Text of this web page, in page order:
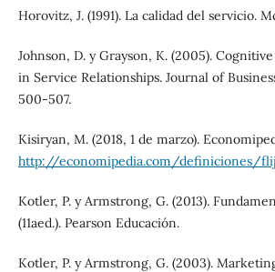
Horovitz, J. (1991). La calidad del servicio.
Johnson, D. y Grayson, K. (2005).
in Service Relationships. Journal of
500-507.
Kisiryan, M. (2018, 1 de marzo).
http://economipedia.com/definiciones/
Kotler, P. y Armstrong, G. (2013).
(11aed.). Pearson Educación.
Kotler, P. y Armstrong, G. (2003).